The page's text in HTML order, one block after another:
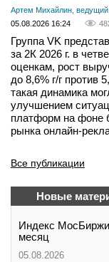
Артем Михайлин,
05.08.2026 16:24
Группа VK
за 2К 2026 г. в
оценкам, рост
до 8,6% г/г против
такая динамика
улучшением
платформ на фоне
рынка онлайн-
Все публикации
Новые
Индекс
месяц
05.08.2026